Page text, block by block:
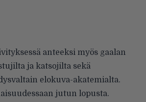
anteeksi myös gaalan
ja katsojilta sekä
elokuva-akatemialta.
jutun lopusta.